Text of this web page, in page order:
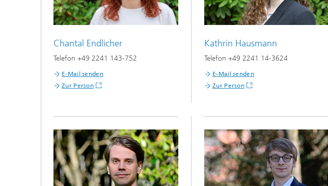
Chantal Endlicher
Telefon +49 2241 143-752
E-Mail senden
Zur Person
Kathrin Hausmann
Telefon +49 2241 14-3624
E-Mail senden
Zur Person